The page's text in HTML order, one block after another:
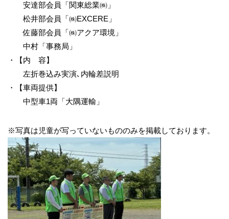
安達部会員「関東総業㈱」
松井部会員「㈱EXCERE」
佐藤部会員「㈱アクア環境」
中村「事務局」
・【内 容】
左折巻込み実演､内輪差説明
・【車両提供】
中型車1両「大隅運輸」
※写真は児童が写っていないもののみを掲載しております。